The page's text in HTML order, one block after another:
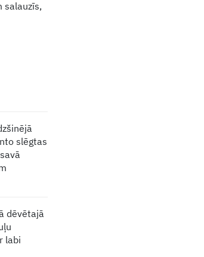
salauzīs,
slēgtas
dēvētajā
labi